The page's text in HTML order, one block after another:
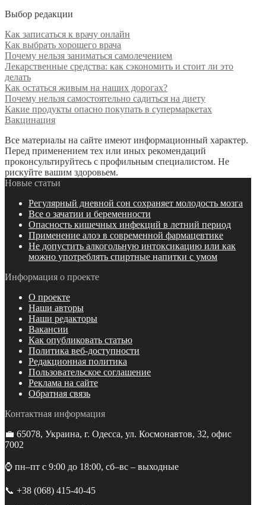
Выбор редакции
Как записаться к врачу онлайн
Как выбрать хорошего врача
Почему нельзя заниматься самолечением
Лекарственные средства: как сэкономить и стоит ли это
делать
Как остаться живым на наших дорогах?
Почему нельзя самостоятельно садиться на диету
Какие продукты опасно покупать в супермаркетах
Вакцинация
Все материалы на сайте имеют информационный характер.
Перед применением тех или иных рекомендаций
проконсультируйтесь с профильным специалистом. Не
рискуйте вашим здоровьем.
Новые статьи
Регулярный дневной сон сохраняет молодость мозга
Все о зачатии и беременности
Опасность кишечных инфекций в летний период
Применение алоэ в современной фармацевтике
Не допустить алкогольную интоксикацию или как
можно употреблять спиртные напитки с умом
Информация о проекте
О проекте
Наши авторы
Наши редакторы
Вакансии
Как опубликовать статью
Политика веб-доступности
Редакционная политика
Пользовательское соглашение
Реклама на сайте
Обратная связь
Контактная информация
💼 65078, Украина, г. Одесса, ул. Космонавтов, 32, офис
7002
⌚️ пн–пт с 9:00 до 18:00, сб–вс – выходные
📞 +38 (068) 415-40-45